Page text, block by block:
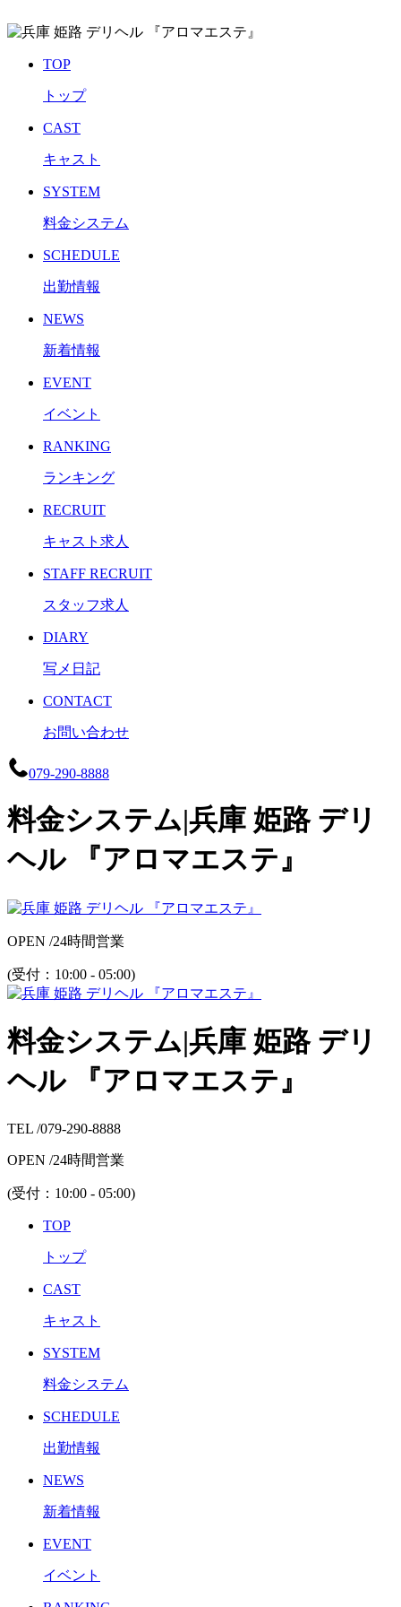
TOP
トップ
CAST
キャスト
SYSTEM
料金システム
SCHEDULE
出勤情報
NEWS
新着情報
EVENT
イベント
RANKING
ランキング
RECRUIT
キャスト求人
STAFF RECRUIT
スタッフ求人
DIARY
写メ日記
CONTACT
お問い合わせ
079-290-8888
料金システム|兵庫 姫路 デリ
ヘル 『アロマエステ』
OPEN /24時間営業
(受付： 10:00 - 05:00)
料金システム|兵庫 姫路 デリ
ヘル 『アロマエステ』
TEL /079-290-8888
OPEN /24時間営業
(受付： 10:00 - 05:00)
TOP
トップ
CAST
キャスト
SYSTEM
料金システム
SCHEDULE
出勤情報
NEWS
新着情報
EVENT
イベント